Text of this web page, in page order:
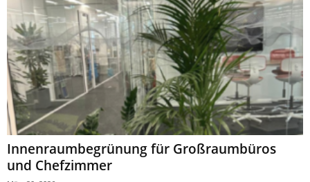
Innenraumbegrünung für Großraumbüros
und Chefzimmer